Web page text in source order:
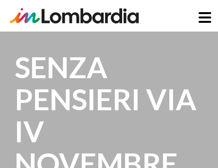
contenuto
principale
SENZA
PENSIERI VIA
IV